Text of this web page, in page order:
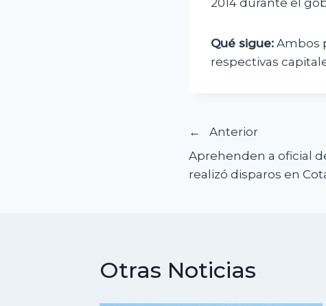
2014 durante el
Qué sigue: Ambos
respectivas
Navegación
de
Anterior
Aprehenden a oficial
realizó disparos en
Otras Noticias